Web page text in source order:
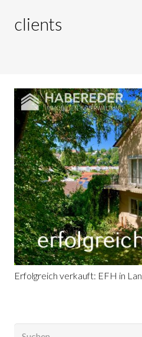
clients
Erfolgreich verkauft: EFH in
Suchen